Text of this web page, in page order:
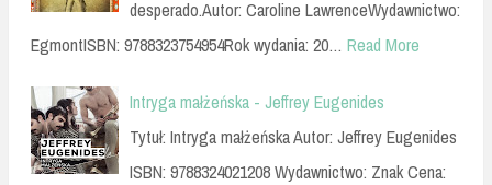
desperado.Autor: Caroline LawrenceWydawnictwo:
EgmontISBN: 9788323754954Rok wydania: 20… Read More
Intryga małżeńska - Jeffrey Eugenides
Tytuł: Intryga małżeńska Autor: Jeffrey Eugenides
ISBN: 9788324021208 Wydawnictwo: Znak Cena: